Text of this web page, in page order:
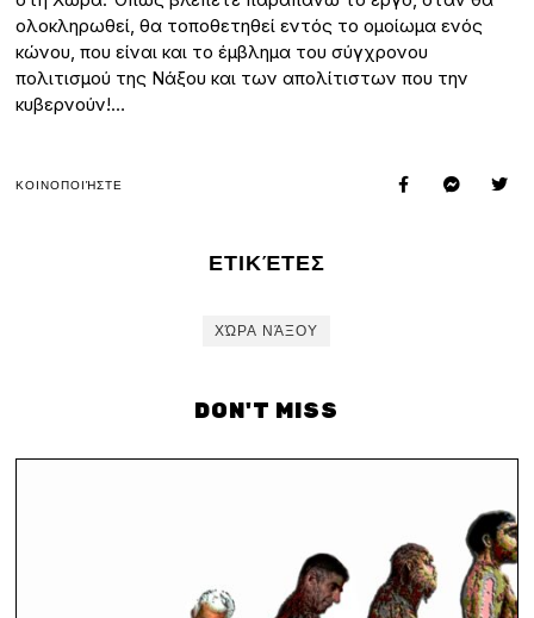
ολοκληρωθεί, θα τοποθετηθεί εντός το ομοίωμα ενός
κώνου, που είναι και το έμβλημα του σύγχρονου
πολιτισμού της Νάξου και των απολίτιστων που την
κυβερνούν!…
ΚΟΙΝΟΠΟΙΉΣΤΕ
ΕΤΙΚΈΤΕΣ
ΧΏΡΑ ΝΆΞΟΥ
DON'T MISS